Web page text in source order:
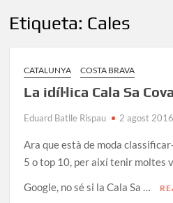
Etiqueta: Cales
CATALUNYA COSTA BRAVA
La idíl·lica Cala Sa Cova
Eduard Batlle Rispau 2 agost 2016
Ara que està de moda
5 o top 10, per així tenir moltes
Google, no sé si la Cala Sa …